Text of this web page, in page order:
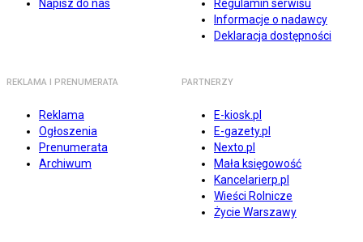
Napisz do nas
Regulamin serwisu
Informacje o nadawcy
Deklaracja dostępności
REKLAMA I PRENUMERATA
Reklama
Ogłoszenia
Prenumerata
Archiwum
PARTNERZY
E-kiosk.pl
E-gazety.pl
Nexto.pl
Mała księgowość
Kancelarierp.pl
Wieści Rolnicze
Życie Warszawy